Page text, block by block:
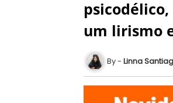
um lirismo
Linna